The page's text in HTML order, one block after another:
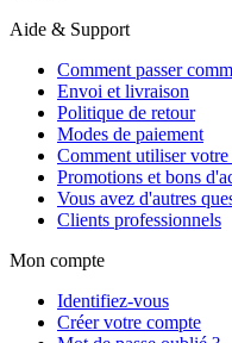
Aide & Support
Comment passer
Envoi et livraison
Politique de retour
Modes de paiement
Comment utiliser votre
Promotions et bons
Vous avez d'autres
Clients professionnels
Mon compte
Identifiez-vous
Créer votre compte